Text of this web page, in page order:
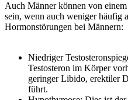
Auch Männer können von
sein, wenn auch weniger häufig
Hormonstörungen bei Männern:
Niedriger
Testosteron im Körper
geringer Libido, erektiler
führt.